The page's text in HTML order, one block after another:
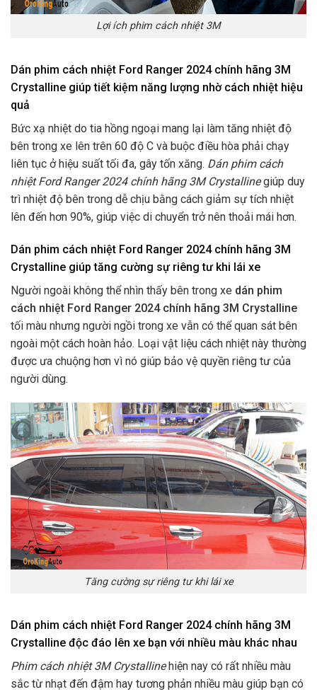
Lợi ích phim cách nhiệt 3M
Dán phim cách nhiệt Ford Ranger 2024 chính hãng 3M
Crystalline giúp tiết kiệm năng lượng nhờ cách nhiệt hiệu
quả
Bức xạ nhiệt do tia hồng ngoại mang lại làm tăng nhiệt độ
bên trong xe lên trên 60 độ C và buộc điều hòa phải chạy
liên tục ở hiệu suất tối đa, gây tốn xăng. Dán phim cách
nhiệt Ford Ranger 2024 chính hãng 3M Crystallinegiúp duy
trì nhiệt độ bên trong dễ chịu bằng cách giảm sự tích nhiệt
lên đến hơn 90%, giúp việc di chuyển trở nên thoải mái hơn.
Dán phim cách nhiệt Ford Ranger 2024 chính hãng 3M
Crystalline giúp tăng cường sự riêng tư khi lái xe
Người ngoài không thể nhìn thấy bên trong xe dán phim
cách nhiệt Ford Ranger 2024 chính hãng 3M Crystalline
tối màu nhưng người ngồi trong xe vẫn có thể quan sát bên
ngoài một cách hoàn hảo. Loại vật liệu cách nhiệt này thường
được ưa chuộng hơn vì nó giúp bảo vệ quyền riêng tư của
người dùng.
Tăng cường sự riêng tư khi lái xe
Dán phim cách nhiệt Ford Ranger 2024 chính hãng 3M
Crystalline độc đáo lên xe bạn với nhiều màu khác nhau
Phim cách nhiệt 3M Crystallinehiện nay có rất nhiều màu
sắc từ nhạt đến đậm hay tương phản nhiều màu giúp bạn có